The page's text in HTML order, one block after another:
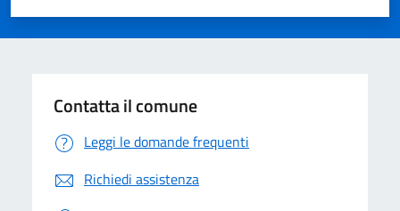
Valuta 5 stelle su 5
Valuta 4 stelle su 5
Valuta 3 stelle su 5
Valuta 2 stelle su 5
Valuta 1 stelle su 5
Contatta il comune
Leggi le domande frequenti
Richiedi assistenza